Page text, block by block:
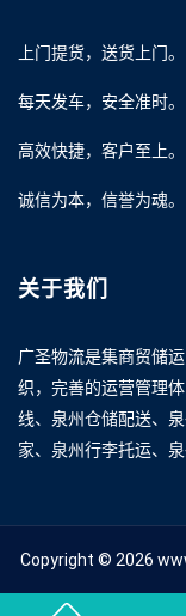
上门提货，送货上门。
每天发车，安全准时。
高效快捷，客户至上。
诚信为本，信誉为魂。
关于我们
广圣物流是集商贸储
织，完善的运营管理
线、泉州仓储配送、
家、泉州行李托运、
Copyright © 2026